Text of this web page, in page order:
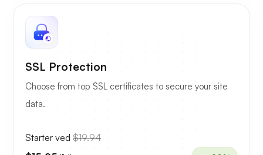
SSL Protection
Choose from top SSL certificates to secure your site
data.
Starter ved $19.94